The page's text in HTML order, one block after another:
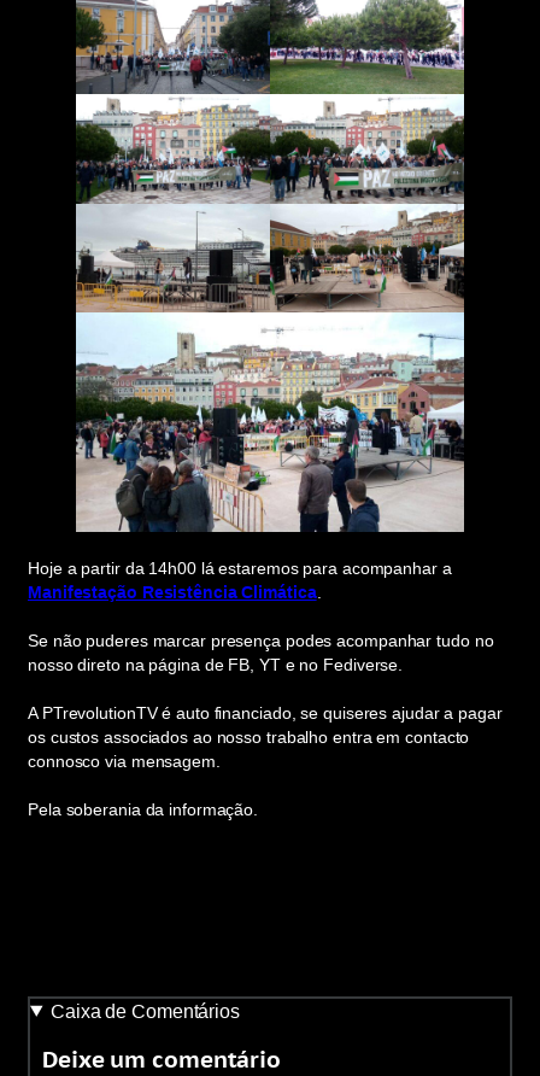
Hoje a partir da 14h00 lá estaremos para acompanhar a
Manifestação Resistência Climática.
Se não puderes marcar presença podes acompanhar tudo no
nosso direto na página de FB, YT e no Fediverse.
A PTrevolutionTV é auto financiado, se quiseres ajudar a pagar
os custos associados ao nosso trabalho entra em contacto
connosco via mensagem.
Pela soberania da informação.
Caixa de Comentários
Deixe um comentário